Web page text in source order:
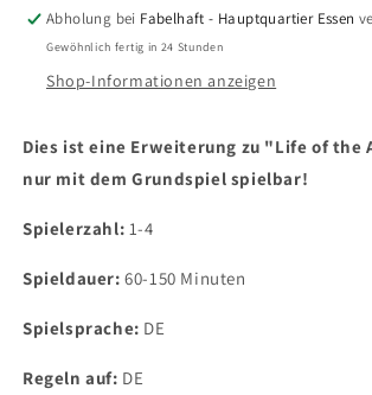
Abholung bei Fabelhaft - Hauptquartier Essen
Gewöhnlich fertig in 24 Stunden
Shop-Informationen anzeigen
Dies ist eine Erweiterung zu "Life of the
nur mit dem Grundspiel spielbar!
Spielerzahl: 1-4
Spieldauer:60-150 Minuten
Spielsprache: DE
Regeln auf: DE